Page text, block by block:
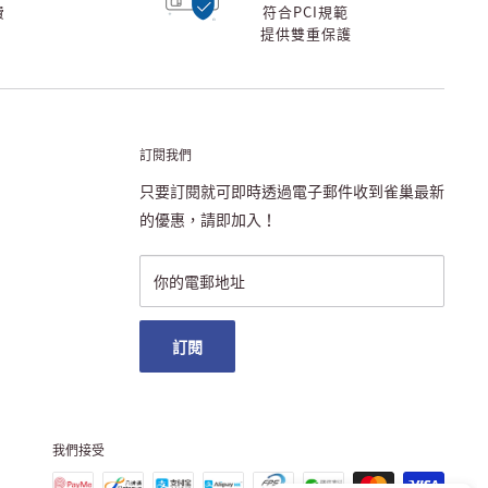
符合PCI規範
提供雙重保護
訂閱我們
只要訂閱就可即時透過電子郵件收到雀巢最新
的優惠，請即加入！
你的電郵地址
訂閱
我們接受